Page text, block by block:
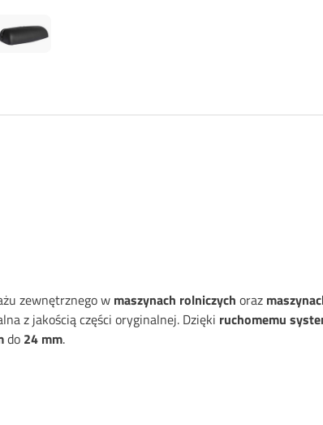
zewnętrznego w maszynach rolniczych oraz
z jakością części oryginalnej. Dzięki ruchomemu
do 24 mm.